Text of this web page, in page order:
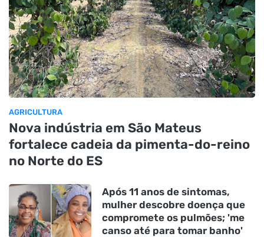
AGRICULTURA
Nova indústria em São Mateus
fortalece cadeia da pimenta-do-reino
no Norte do ES
Após 11 anos de sintomas,
mulher descobre doença que
compromete os pulmões; 'me
canso até para tomar banho'